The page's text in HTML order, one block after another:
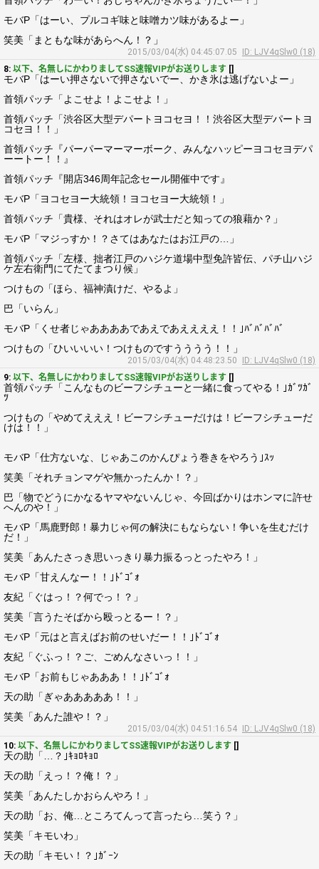
モバP「はーい、プルコギ味と味噌カツ味があるよー」
笑美「まともな味があらへん！？」
2015/03/04(水) 04:45:07.05
ID: LJV4qSlw0 (18)
8: 以下、名無しにかわりましてSS速報VIPがお送りします []
モバP「はーい押さないで押さないでー、かき氷は逃げないよー」
首領パッチ「よこせよ！よこせよ！」
首領パッチ「渋谷区大型デパートヨコセヨ！！渋谷区大型デパートヨ
コセヨ！！」
首領パッチ『パーパーマーマーボーク、みんなハッピーヨコセヨデパ
ーートー！！』
首領パッチ『開店346周年記念セール開催中です』
モバP「ヨコセヨー大統領！ヨコセヨー大統領！」
首領パッチ「貴様、それはオレが武士だと知っての狼藉か？」
モバP「マジっすか！？さてはあなたはお江戸の…」
首領パッチ「左様、拙者江戸のハジケ道場中型免許皆伝、パチ山ハジ
ケ左右衛門にてたてまつり候」
つけもの「ほら、福神漬けだ、やるよ」
巴「いらん」
モバP「くせ者じゃああああであえであええええ！！｣ﾊﾞﾊﾞﾊﾞﾊﾞ
つけもの「ひいいいい！つけものですうううう！！」
2015/03/04(水) 04:48:23.50
ID: LJV4qSlw0 (18)
9: 以下、名無しにかわりましてSS速報VIPがお送りします []
首領パッチ「こんなものビーフシチューと一緒に食ってやる！｣ｶﾞﾂｶﾞ
ﾂ
つけもの「やめてえええ！ビーフシチューだけは！ビーフシチューだ
けは！！」
モバP「仕方ないな、じゃあこのかんぴょう巻きをやろう｣ｽｯ
笑美「それチョンマゲや無かったんか！？」
巴「物でどうにかなるヤマやないんじゃ、今回ばかりはホンマに許せ
へんのや！」
モバP「馬鹿野郎！暴力じゃ何の解決にもならない！争いを生むだけ
だ！」
笑美「あんたさっき思いっきり暴力振るっとったやろ！」
モバP「甘えんなー！！｣ﾄﾞｺﾞｫ
友紀「ぐはっ！？何でっ！？」
笑美「言うたそばから殴っとるー！？」
モバP「元はと言えばお前のせいだー！！｣ﾄﾞｺﾞｫ
友紀「ぐふっ！？ご、ごめんなさいっ！！」
モバP「お前もじゃあああ！！｣ﾄﾞｺﾞｫ
天の助「ぎゃあああああ！！」
笑美「あんた誰や！？」
2015/03/04(水) 04:51:16.54
ID: LJV4qSlw0 (18)
10: 以下、名無しにかわりましてSS速報VIPがお送りします []
天の助「…？｣ｷｮﾛｷｮﾛ
天の助「えっ！？俺！？」
笑美「あんたしかおらんやろ！」
天の助「お、俺…ところてんって言ったら…笑う？」
笑美「キモいわ」
天の助「キモい！？｣ｶﾞｰﾝ